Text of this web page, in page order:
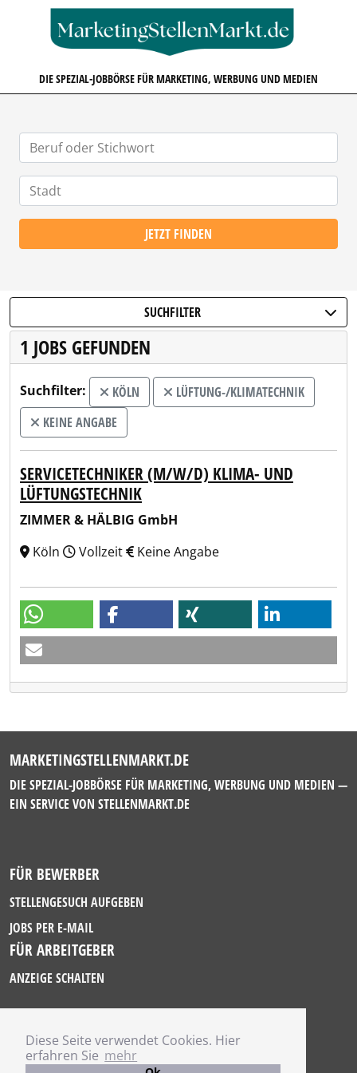
Diese Seite verwendet Cookies. Hier
erfahren Sie mehr
DIE SPEZIAL-JOBBÖRSE FÜR MARKETING, WERBUNG UND MEDIEN
JETZT FINDEN
SUCHFILTER
1 JOBS GEFUNDEN
Suchfilter: KÖLN
LÜFTUNG-/KLIMATECHNIK
KEINE ANGABE
SERVICETECHNIKER (M/W/D) KLIMA- UND
LÜFTUNGSTECHNIK
ZIMMER & HÄLBIG GmbH
Köln
Vollzeit Keine Angabe
MARKETINGSTELLENMARKT.DE
DIE SPEZIAL-JOBBÖRSE FÜR MARKETING, WERBUNG UND MEDIEN —
EIN SERVICE VON STELLENMARKT.DE
FÜR BEWERBER
STELLENGESUCH AUFGEBEN
JOBS PER E-MAIL
FÜR ARBEITGEBER
ANZEIGE SCHALTEN
IMPRESSUM
DATENSCHUTZ